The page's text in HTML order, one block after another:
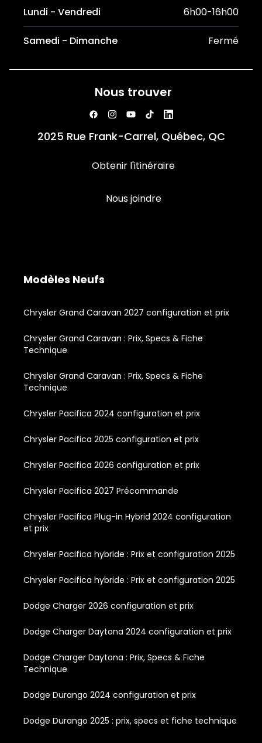
Lundi - Vendredi 6h00-16h00
Samedi - Dimanche Fermé
Nous trouver
2025 Rue Frank-Carrel, Québec, QC
Obtenir l'itinéraire
Nous joindre
Modèles Neufs
Chrysler Grand Caravan 2027 configuration et prix
Chrysler Grand Caravan : Prix, Specs & Fiche
Technique
Chrysler Grand Caravan : Prix, Specs & Fiche
Technique
Chrysler Pacifica 2024 configuration et prix
Chrysler Pacifica 2025 configuration et prix
Chrysler Pacifica 2026 configuration et prix
Chrysler Pacifica 2027 Précommande
Chrysler Pacifica Plug-in Hybrid 2024 configuration
et prix
Chrysler Pacifica hybride : Prix et configuration 2025
Chrysler Pacifica hybride : Prix et configuration 2025
Dodge Charger 2026 configuration et prix
Dodge Charger Daytona 2024 configuration et prix
Dodge Charger Daytona : Prix, Specs & Fiche
Technique
Dodge Durango 2024 configuration et prix
Dodge Durango 2025 : prix, specs et fiche technique